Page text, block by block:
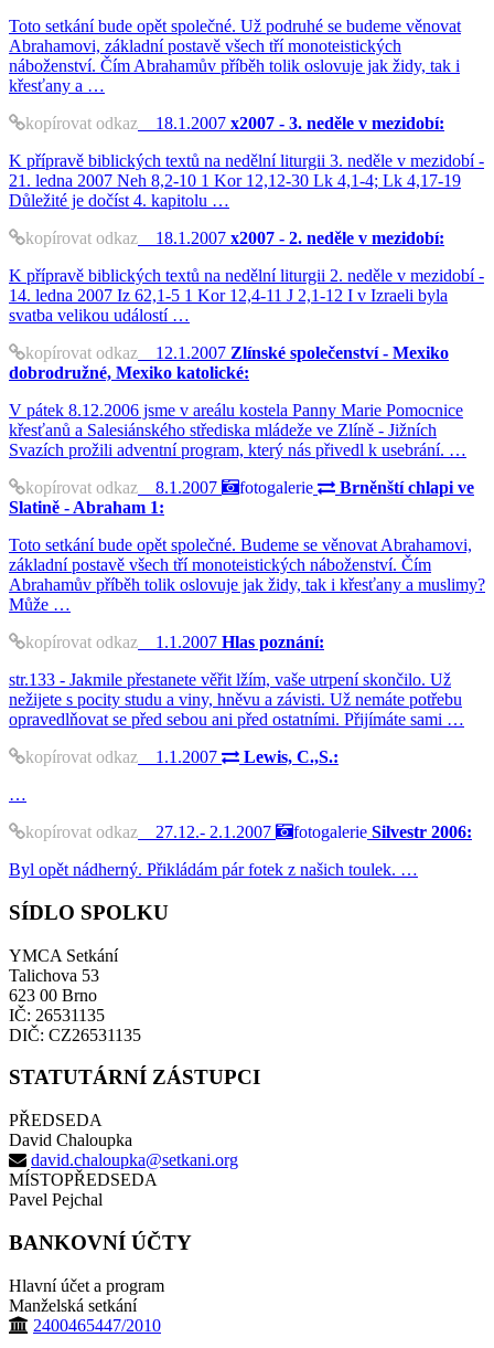
Toto setkání bude opět společné. Už podruhé se budeme věnovat
Abrahamovi, základní postavě všech tří monoteistických
náboženství. Čím Abrahamův příběh tolik oslovuje jak židy, tak i
křesťany a …
kopírovat odkaz 18.1.2007 x2007 - 3. neděle v mezidobí:
K přípravě biblických textů na nedělní liturgii 3. neděle v mezidobí -
21. ledna 2007 Neh 8,2-10 1 Kor 12,12-30 Lk 4,1-4; Lk 4,17-19
Důležité je dočíst 4. kapitolu …
kopírovat odkaz 18.1.2007 x2007 - 2. neděle v mezidobí:
K přípravě biblických textů na nedělní liturgii 2. neděle v mezidobí -
14. ledna 2007 Iz 62,1-5 1 Kor 12,4-11 J 2,1-12 I v Izraeli byla
svatba velikou událostí …
kopírovat odkaz 12.1.2007 Zlínské společenství - Mexiko
dobrodružné, Mexiko katolické:
V pátek 8.12.2006 jsme v areálu kostela Panny Marie Pomocnice
křesťanů a Salesiánského střediska mládeže ve Zlíně - Jižních
Svazích prožili adventní program, který nás přivedl k usebrání. …
kopírovat odkaz 8.1.2007 fotogalerie
Brněnští chlapi ve
Slatině - Abraham 1:
Toto setkání bude opět společné. Budeme se věnovat Abrahamovi,
základní postavě všech tří monoteistických náboženství. Čím
Abrahamův příběh tolik oslovuje jak židy, tak i křesťany a muslimy?
Může …
kopírovat odkaz 1.1.2007 Hlas poznání:
str.133 - Jakmile přestanete věřit lžím, vaše utrpení skončilo. Už
nežijete s pocity studu a viny, hněvu a závisti. Už nemáte potřebu
opravedlňovat se před sebou ani před ostatními. Přijímáte sami …
kopírovat odkaz 1.1.2007
Lewis, C.,S.:
…
kopírovat odkaz 27.12.- 2.1.2007 fotogalerie Silvestr 2006:
Byl opět nádherný. Přikládám pár fotek z našich toulek. …
SÍDLO SPOLKU
YMCA Setkání
Talichova 53
623 00 Brno
IČ: 26531135
DIČ: CZ26531135
STATUTÁRNÍ ZÁSTUPCI
PŘEDSEDA
David Chaloupka
david.chaloupka@setkani.org
MÍSTOPŘEDSEDA
Pavel Pejchal
BANKOVNÍ ÚČTY
Hlavní účet a program
Manželská setkání
2400465447/2010